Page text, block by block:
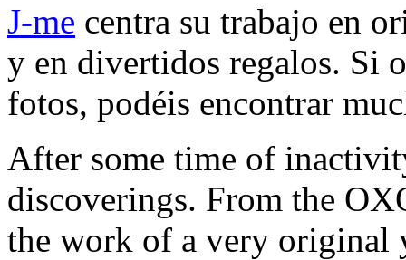
J-me centra su trabajo en
y en divertidos regalos. Si
fotos, podéis encontrar
After some time of
discoverings. From the
the work of a very original